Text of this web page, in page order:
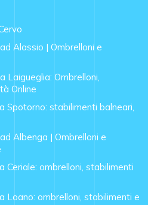
Alassio | Ombrelloni e
Laigueglia: Ombrelloni,
Online
Spotorno: stabilimenti balneari,
Albenga | Ombrelloni e
Ceriale: ombrelloni, stabilimenti
Loano: ombrelloni, stabilimenti e